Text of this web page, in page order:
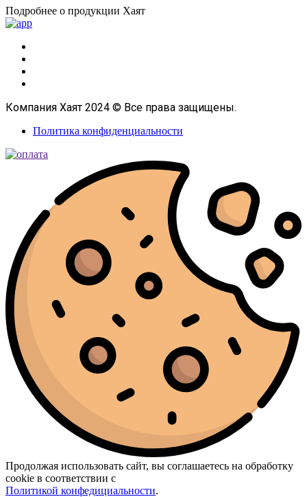
Подробнее о продукции Хаят
Компания Хаят 2024 © Все права защищены.
Политика конфиденциальности
Продолжая использовать сайт, вы соглашаетесь на обработку
cookie в соответствии с
Политикой конфедициальности.